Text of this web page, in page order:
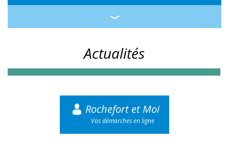
Actualités
Rochefort et Moi
Vos démarches en ligne